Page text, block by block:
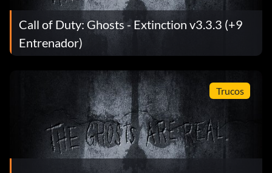
Call of Duty: Ghosts - Extinction v3.3.3 (+9
Entrenador)
Trucos